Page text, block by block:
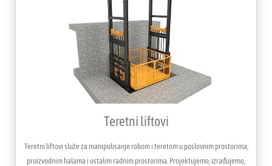
Teretni liftovi
Teretni liftovi služe za manipulisanje robom i teretom u poslovnim prostorima,
proizvodnim halama i ostalim radnim prostorima. Projektujemo, izrađujemo,